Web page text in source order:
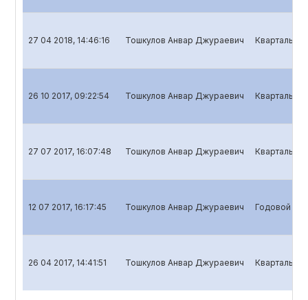
27 04 2018, 14:46:16 Тошкулов Анвар Джураевич
26 10 2017, 09:22:54 Тошкулов Анвар Джураевич
27 07 2017, 16:07:48 Тошкулов Анвар Джураевич
12 07 2017, 16:17:45 Тошкулов Анвар Джураевич Годовой
26 04 2017, 14:41:51 Тошкулов Анвар Джураевич